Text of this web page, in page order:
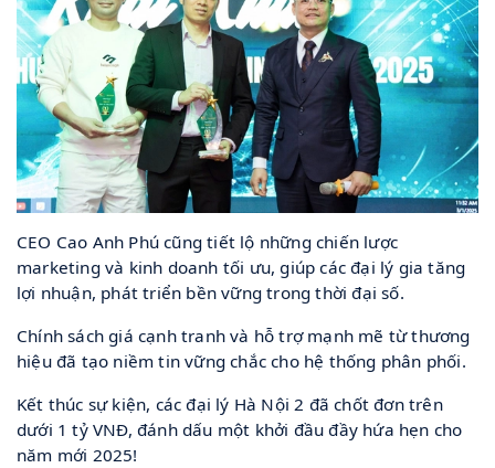
CEO Cao Anh Phú cũng tiết lộ những chiến lược
marketing và kinh doanh tối ưu, giúp các đại lý gia tăng
lợi nhuận, phát triển bền vững trong thời đại số.
Chính sách giá cạnh tranh và hỗ trợ mạnh mẽ từ thương
hiệu đã tạo niềm tin vững chắc cho hệ thống phân phối.
Kết thúc sự kiện, các đại lý Hà Nội 2 đã chốt đơn trên
dưới 1 tỷ VNĐ, đánh dấu một khởi đầu đầy hứa hẹn cho
năm mới 2025!